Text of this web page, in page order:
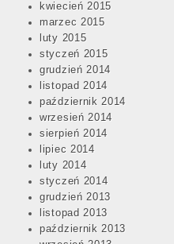
kwiecień 2015
marzec 2015
luty 2015
styczeń 2015
grudzień 2014
listopad 2014
październik 2014
wrzesień 2014
sierpień 2014
lipiec 2014
luty 2014
styczeń 2014
grudzień 2013
listopad 2013
październik 2013